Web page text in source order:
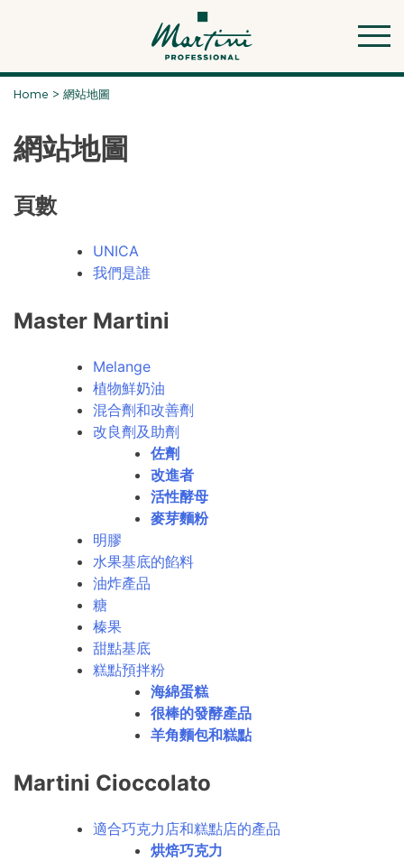
Home >網站地圖
網站地圖
頁數
UNICA
我們是誰
Master Martini
Melange
植物鮮奶油
混合劑和改善劑
改良劑及助劑
佐劑
改進者
活性酵母
麥芽麵粉
明膠
水果基底的餡料
油炸產品
糖
榛果
甜點基底
糕點預拌粉
海綿蛋糕
很棒的發酵產品
羊角麵包和糕點
Martini Cioccolato
適合巧克力店和糕點店的產品
烘焙巧克力